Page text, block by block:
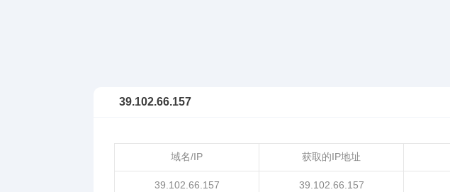
39.102.66.157
域名/IP 获取的IP地址
39.102.66.157 39.102.66.157